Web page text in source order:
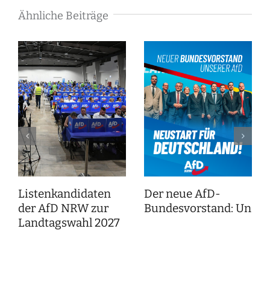
Ähnliche Beiträge
Listenkandidaten
der AfD NRW zur
Landtagswahl 2027
Der neue AfD-
Bundesvorstand: